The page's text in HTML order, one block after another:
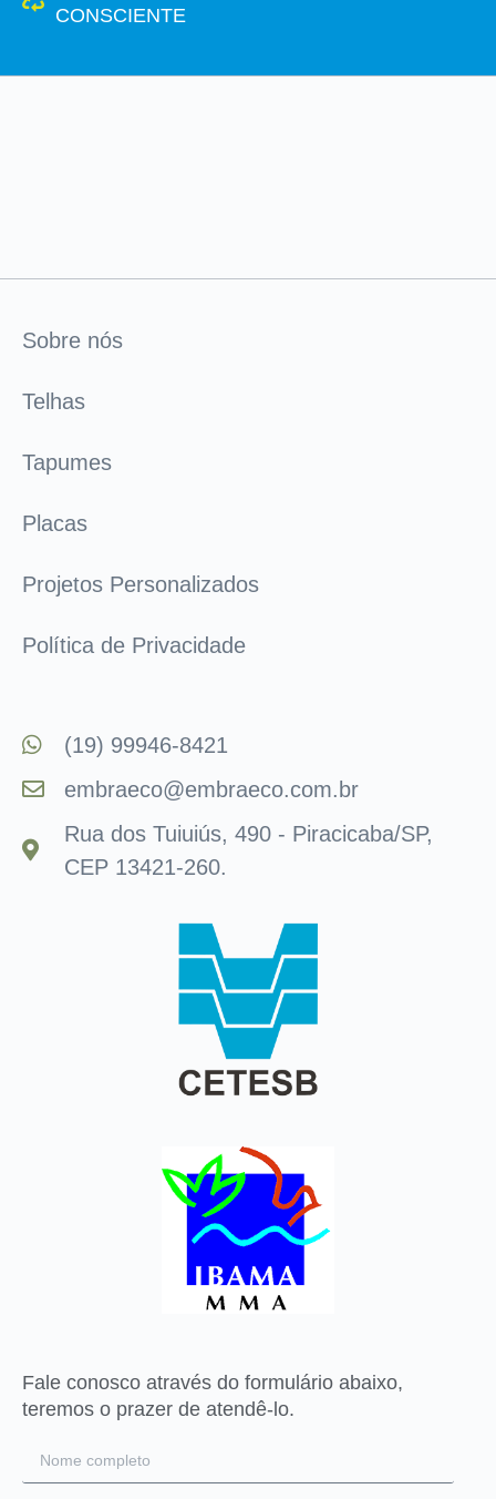
CONSCIENTE
Sobre nós
Telhas
Tapumes
Placas
Projetos Personalizados
Política de Privacidade
(19) 99946-8421
embraeco@embraeco.com.br
Rua dos Tuiuiús, 490 - Piracicaba/SP,
CEP 13421-260.
Fale conosco através do formulário abaixo,
teremos o prazer de atendê-lo.